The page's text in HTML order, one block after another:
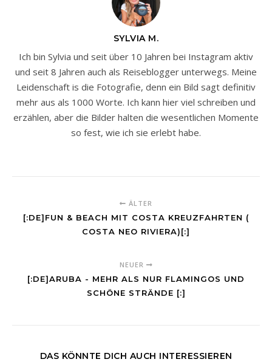
SYLVIA M.
Ich bin Sylvia und seit über 10 Jahren bei Instagram aktiv
und seit 8 Jahren auch als Reiseblogger unterwegs. Meine
Leidenschaft is die Fotografie, denn ein Bild sagt definitiv
mehr aus als 1000 Worte. Ich kann hier viel schreiben und
erzählen, aber die Bilder halten die wesentlichen Momente
so fest, wie ich sie erlebt habe.
ÄLTER
[:DE]FUN & BEACH MIT COSTA KREUZFAHRTEN (
COSTA NEO RIVIERA)[:]
NEUER
[:DE]ARUBA - MEHR ALS NUR FLAMINGOS UND
SCHÖNE STRÄNDE [:]
DAS KÖNNTE DICH AUCH INTERESSIEREN